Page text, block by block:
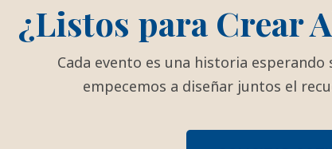
¿Listos para Crear
Cada evento es una historia
empecemos a diseñar juntos el